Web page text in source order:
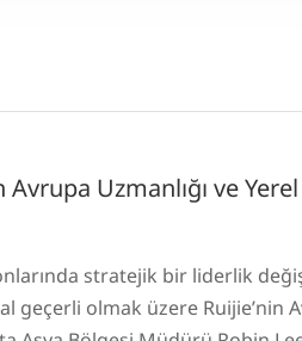
Uzmanlığı ve
stratejik bir liderlik
geçerli olmak üzere Ruijie’nin